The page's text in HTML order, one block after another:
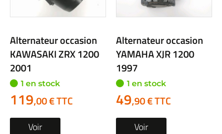
Alternateur occasion
KAWASAKI ZRX 1200
2001
1 en stock
119,00 € TTC
Voir
Alternateur occasion
YAMAHA XJR 1200
1997
1 en stock
49,90 € TTC
Voir